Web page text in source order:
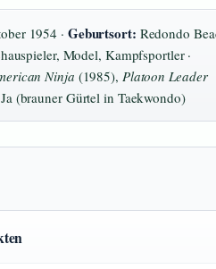
1954 · Geburtsort: Redondo
Model, Kampfsportler ·
Ninja (1985), Platoon Leader
Ja (brauner Gürtel in Taekwondo)